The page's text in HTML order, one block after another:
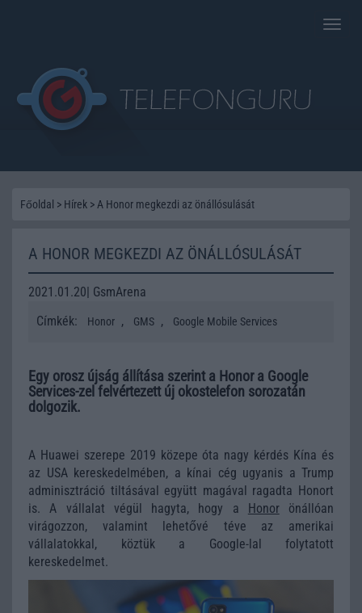
Toggle
Főoldal > Hírek > A Honor megkezdi az önállósulását
A HONOR MEGKEZDI AZ ÖNÁLLÓSULÁSÁT
2021.01.20| GsmArena
Címkék:
Honor , GMS , Google Mobile Services
Egy orosz újság állítása szerint a Honor a Google
Services-zel felvértezett új okostelefon sorozatán
dolgozik.
A Huawei szerepe 2019 közepe óta nagy kérdés Kína és
az USA kereskedelmében, a kínai cég ugyanis a Trump
adminisztráció tiltásával együtt magával ragadta Honort
is. A vállalat végül hagyta, hogy a Honorönállóan
virágozzon, valamint lehetővé téve az amerikai
vállalatokkal, köztük a Google-lal folytatott
kereskedelmet.